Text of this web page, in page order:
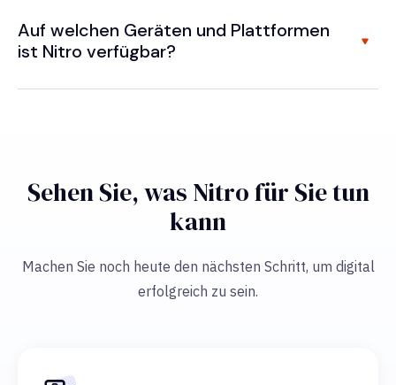
Auf welchen Geräten und Plattformen
ist Nitro verfügbar?
Sehen Sie, was Nitro für Sie tun
kann
Machen Sie noch heute den nächsten Schritt, um digital
erfolgreich zu sein.